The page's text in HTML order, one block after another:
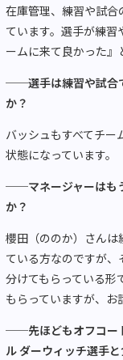
在庫管理、練習や試合
ています。選手が練
ームに来て良かった』
──選手は練習や試合
か？
バッシュもすべてチー
状態になっています。
──マネージャーはも
か？
櫻田（ののか）さんは
ている方なのですが
分けてもらっている形
もらっていますが、お
──先ほどもオフコー
ル ダーウィッチ選手